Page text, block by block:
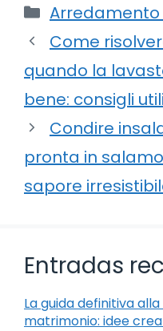
Categorie
Come
quando la
bene: consigli
Condire
pronta in
sapore
Entradas
La guida definitiva
matrimonio: idee